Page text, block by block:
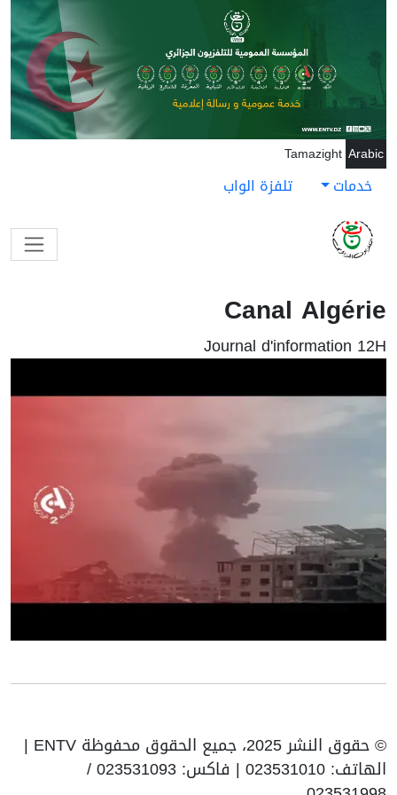
تجاوز إلى المحتوى الرئيسي
Arabic
Tamazight
خدمات تلفزة الواب
Canal Algérie
Journal d'information 12H
© حقوق النشر 2025، جميع الحقوق محفوظة ENTV |
الهاتف: 023531010 | فاكس: 023531093 /